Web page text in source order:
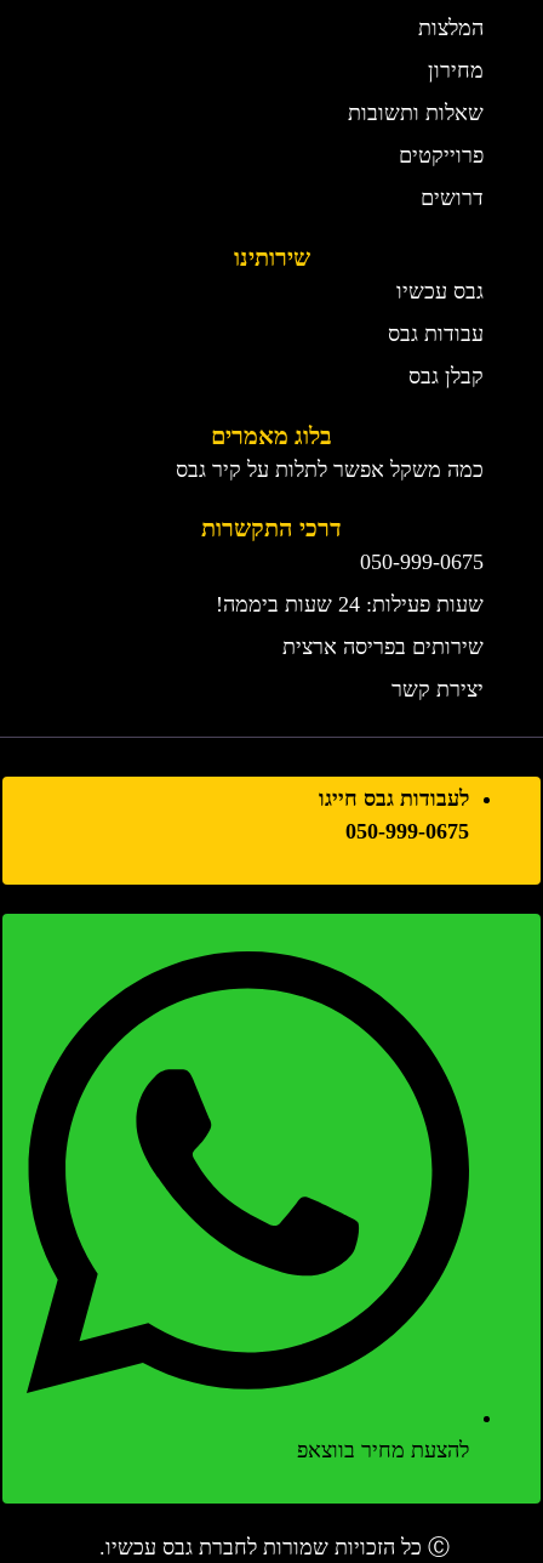
המלצות
מחירון
שאלות ותשובות
פרוייקטים
דרושים
שירותינו
גבס עכשיו
עבודות גבס
קבלן גבס
בלוג מאמרים
כמה משקל אפשר לתלות על קיר גבס
דרכי התקשרות
050-999-0675
שעות פעילות: 24 שעות ביממה!
שירותים בפריסה ארצית
יצירת קשר
לעבודות גבס חייגו
050-999-0675
להצעת מחיר בווצאפ
Ⓒ כל הזכויות שמורות לחברת גבס עכשיו.